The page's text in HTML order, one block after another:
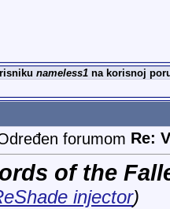
nameless1na korisnoj
Re:
of the
injector)